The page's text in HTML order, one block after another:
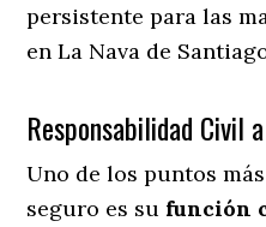
persistente para las
en La Nava de
Responsabilidad Civil
Uno de los puntos
seguro es su función